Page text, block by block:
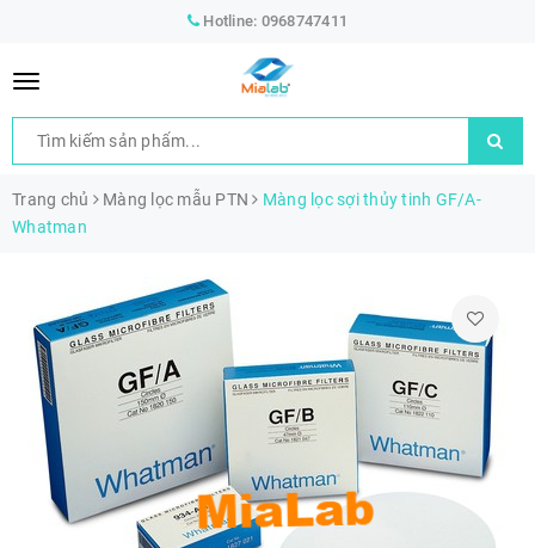
Hotline: 0968747411
Trang chủ Màng lọc mẫu PTN
Màng lọc sợi thủy tinh GF/A-
Whatman